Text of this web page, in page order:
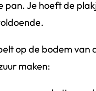
pan. Je hoeft de
op de bodem van
maken: